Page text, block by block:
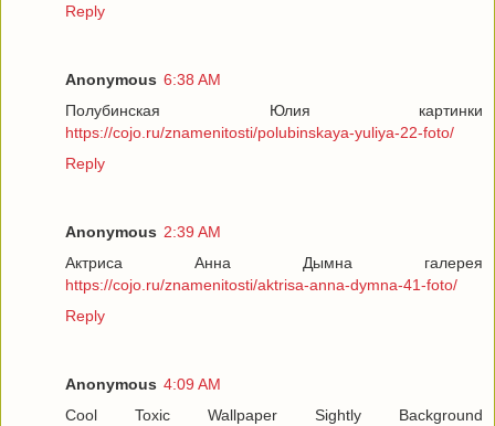
Reply
Anonymous 6:38 AM
Полубинская Юлия картинки
https://cojo.ru/znamenitosti/polubinskaya-yuliya-22-foto/
Reply
Anonymous 2:39 AM
Актриса Анна Дымна галерея
https://cojo.ru/znamenitosti/aktrisa-anna-dymna-41-foto/
Reply
Anonymous 4:09 AM
Cool Toxic Wallpaper Sightly Background